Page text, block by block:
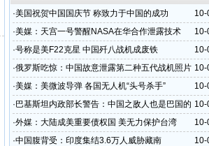
10-
·美国祝贺中国国庆节 称致力于中国的成功
10-
·美媒：天宫一号警醒NASA在华合作泄露技术
10-
·号称是美F22克星 中国歼八战机成废铁
10-
·俄罗斯吃惊：中国故意泄露第二种五代战机照片
10-
·美媒：美微波导弹 各国无人机“头号杀手”
10-
· 巴基斯坦内政部长警告：中国之敌人也是巴国的
敌人
10-
·外媒：大陆成美重要债权国 美无力保护台湾
10-
·中国腹背受：印度集结3.6万人威胁藏南